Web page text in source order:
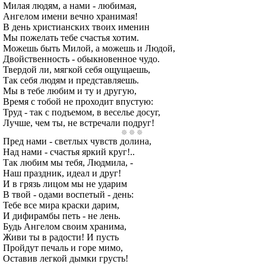
Милая людям, а нами - любимая,
Ангелом имени вечно хранимая!
В день христианских твоих именин
Мы пожелать тебе счастья хотим.
Можешь быть Милой, а можешь и Людой,
Двойственность - обыкновенное чудо.
Твердой ли, мягкой себя ощущаешь,
Так себя людям и представляешь.
Мы в тебе любим и ту и другую,
Время с тобой не проходит впустую:
Труд - так с подъемом, в веселье досуг,
Лучше, чем ты, не встречали подруг!
Пред нами - светлых чувств долина,
Над нами - счастья яркий круг!..
Так любим мы тебя, Людмила, -
Наш праздник, идеал и друг!
И в грязь лицом мы не ударим
В твой - одами воспетый - день:
Тебе все мира краски дарим,
И дифирамбы петь - не лень.
Будь Ангелом своим хранима,
Живи ты в радости! И пусть
Пройдут печаль и горе мимо,
Оставив легкой дымки грусть!